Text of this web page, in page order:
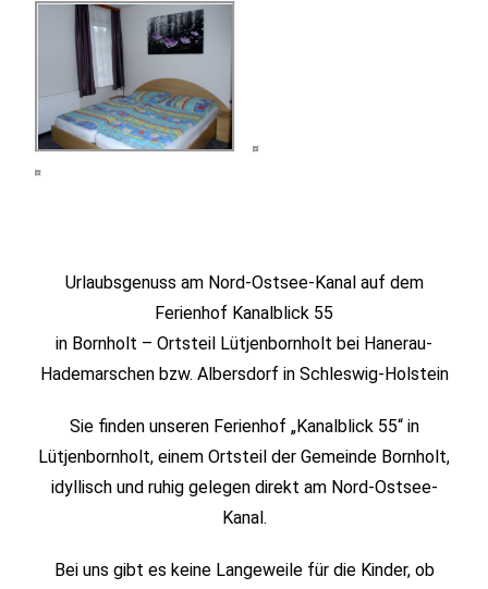
Urlaubsgenuss am Nord-Ostsee-Kanal auf dem
Ferienhof Kanalblick 55
in Bornholt – Ortsteil Lütjenbornholt bei Hanerau-
Hademarschen bzw. Albersdorf in Schleswig-Holstein
Sie finden unseren Ferienhof „Kanalblick 55“ in
Lütjenbornholt, einem Ortsteil der Gemeinde Bornholt,
idyllisch und ruhig gelegen direkt am Nord-Ostsee-
Kanal.
Bei uns gibt es keine Langeweile für die Kinder, ob